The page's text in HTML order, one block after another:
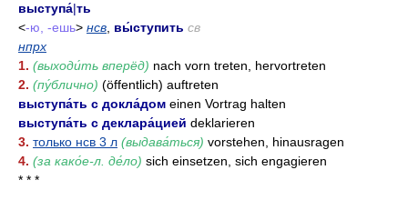
выступа́|ть
<-ю, -ешь> нсв, вы́ступить св
нпрх
1. (выходи́ть вперëд) nach vorn treten, hervortreten
2. (пу́блично) (öffentlich) auftreten
выступа́ть с докла́дом einen Vortrag halten
выступа́ть с деклара́цией deklarieren
3. только нсв 3 л (выдава́ться) vorstehen, hinausragen
4. (за како́е-л. де́ло) sich einsetzen, sich engagieren
* * *